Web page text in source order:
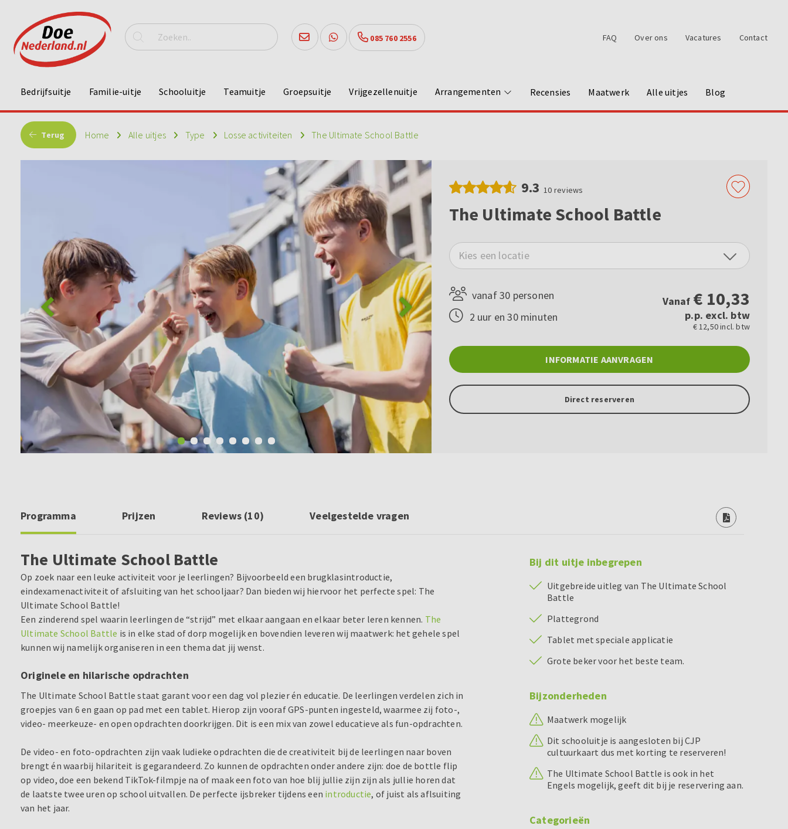
085 760 2556 FAQ Over ons Vacatures Contact
Bedrijfsuitje Familie-uitje Schooluitje Teamuitje Groepsuitje Vrijgezellenuitje Arrangementen Recensies Maatwerk Alle uitjes Blog
Terug Home Alle uitjes Type Losse activiteiten The Ultimate School Battle
9.3 10 reviews
The Ultimate School Battle
Kies een locatie
vanaf 30 personen
2 uur en 30 minuten
Vanaf € 10,33
p.p. excl. btw
€ 12,50 incl. btw
INFORMATIE AANVRAGEN
Direct reserveren
Programma Prijzen Reviews (10) Veelgestelde vragen
The Ultimate School Battle
Op zoek naar een leuke activiteit voor je leerlingen? Bijvoorbeeld een brugklasintroductie,
eindexamenactiviteit of afsluiting van het schooljaar? Dan bieden wij hiervoor het perfecte spel: The
Ultimate School Battle!
Een zinderend spel waarin leerlingen de “strijd” met elkaar aangaan en elkaar beter leren kennen. The
Ultimate School Battle is in elke stad of dorp mogelijk en bovendien leveren wij maatwerk: het gehele spel
kunnen wij namelijk organiseren in een thema dat jij wenst.
Originele en hilarische opdrachten
The Ultimate School Battle staat garant voor een dag vol plezier én educatie. De leerlingen verdelen zich in
groepjes van 6 en gaan op pad met een tablet. Hierop zijn vooraf GPS-punten ingesteld, waarmee zij foto-,
video- meerkeuze- en open opdrachten doorkrijgen. Dit is een mix van zowel educatieve als fun-opdrachten.
De video- en foto-opdrachten zijn vaak ludieke opdrachten die de creativiteit bij de leerlingen naar boven
brengt én waarbij hilariteit is gegarandeerd. Zo kunnen de opdrachten onder andere zijn: doe de bottle flip
op video, doe een bekend TikTok-filmpje na of maak een foto van hoe blij jullie zijn zijn als jullie horen dat
de laatste twee uren op school uitvallen. De perfecte ijsbreker tijdens een introductie, of juist als aflsuiting
van het jaar.
Bij dit uitje inbegrepen
Uitgebreide uitleg van The Ultimate School
Battle
Plattegrond
Tablet met speciale applicatie
Grote beker voor het beste team.
Bijzonderheden
Maatwerk mogelijk
Dit schooluitje is aangesloten bij CJP
cultuurkaart dus met korting te reserveren!
The Ultimate School Battle is ook in het
Engels mogelijk, geeft dit bij je reservering aan.
Categorieën